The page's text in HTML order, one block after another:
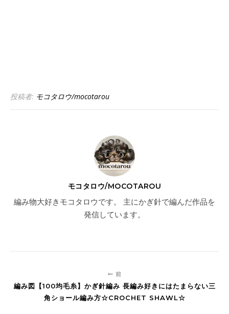
投稿者: モコタロウ/mocotarou
モコタロウ/MOCOTAROU
編み物大好きモコタロウです。 主にかぎ針で編んだ作品を
発信しています。
前
編み図【100均毛糸】かぎ針編み 長編み好きにはたまらない三
角ショール編み方☆CROCHET SHAWL☆